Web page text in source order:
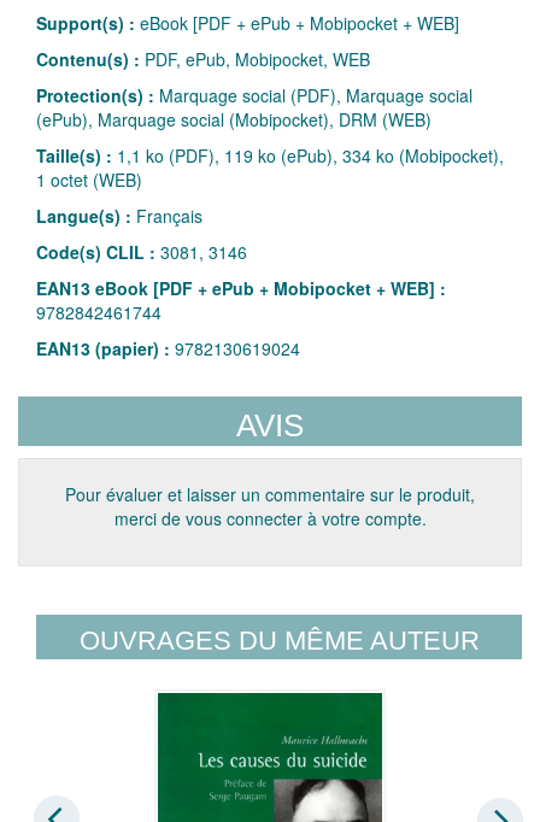
Support(s) : eBook [PDF + ePub + Mobipocket + WEB]
Contenu(s) : PDF, ePub, Mobipocket, WEB
Protection(s) : Marquage social (PDF), Marquage social
(ePub), Marquage social (Mobipocket), DRM (WEB)
Taille(s) : 1,1 ko (PDF), 119 ko (ePub), 334 ko (Mobipocket),
1 octet (WEB)
Langue(s) : Français
Code(s) CLIL : 3081, 3146
EAN13 eBook [PDF + ePub + Mobipocket + WEB] :
9782842461744
EAN13 (papier) : 9782130619024
AVIS
Pour évaluer et laisser un commentaire sur le produit,
merci de vous connecter à votre compte.
OUVRAGES DU MÊME AUTEUR